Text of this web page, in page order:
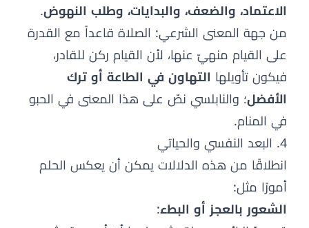
الاعتماد، والضعف، والبدايات، وطلب النهوض.
من جهة المعنى الشرعي: الصلاة قاعداً مع القدرة
على القيام منهيّ عنها، لأن القيام ركن للقادر،
فيكون تأويلها التهاون في الطاعة أو ترك
الأفضل؛ والنابلسي نصّ على هذا المعنى في الحبو
في المنام.
4. البعد النفسي والحياتي
انطلاقًا من هذه الدلالات يمكن أن يعكس الحلم
أمورًا مثل:
الشعور بالعجز أو البطء: